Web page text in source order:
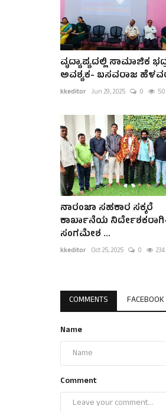
ವೃದ್ಯಾಪ್ಯದಲ್ಲಿ ಸಾಮಾಜಿಕ
ಅವಶ್ಯಕ- ಬಸವರಾಜ
kkeditor Jun 29, 2025 0 50
ನಾರಂಜಾ ಸಹಕಾರ ಸಕ್ಕರೆ
ಕಾರ್ಖಾನೆಯ
ಸಂಗಮೇಶ ...
kkeditor Oct 25, 2025 0 234
COMMENTS
Name
Comment